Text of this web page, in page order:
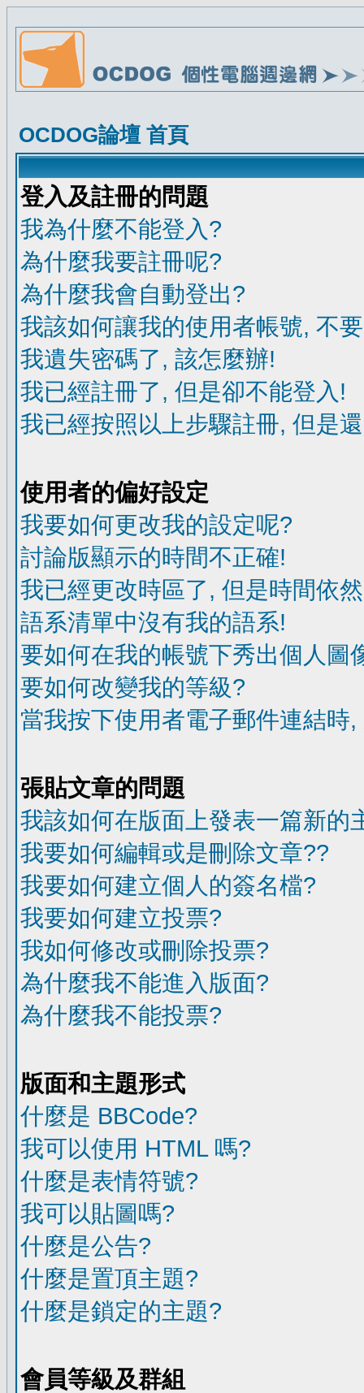
OCDOG論壇 首頁
登入及註冊的問題
我為什麼不能登入?
為什麼我要註冊呢?
為什麼我會自動登出?
我該如何讓我的使用者帳號, 不
我遺失密碼了, 該怎麼辦!
我已經註冊了, 但是卻不能登入!
我已經按照以上步驟註冊, 但是
使用者的偏好設定
我要如何更改我的設定呢?
討論版顯示的時間不正確!
我已經更改時區了, 但是時間依
語系清單中沒有我的語系!
要如何在我的帳號下秀出個人圖
要如何改變我的等級?
當我按下使用者電子郵件連結時
張貼文章的問題
我該如何在版面上發表一篇新的
我要如何編輯或是刪除文章??
我要如何建立個人的簽名檔?
我要如何建立投票?
我如何修改或刪除投票?
為什麼我不能進入版面?
為什麼我不能投票?
版面和主題形式
什麼是 BBCode?
我可以使用 HTML 嗎?
什麼是表情符號?
我可以貼圖嗎?
什麼是公告?
什麼是置頂主題?
什麼是鎖定的主題?
會員等級及群組